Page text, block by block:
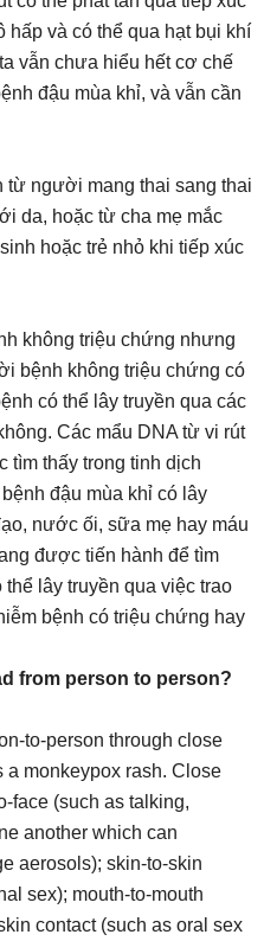
và có thể qua hạt bụi khí
vẫn chưa hiểu hết cơ chế
đậu mùa khỉ, và vẫn cần
từ người mang thai sang thai
da, hoặc từ cha mẹ mắc
hoặc trẻ nhỏ khi tiếp xúc
không triệu chứng nhưng
bệnh không triệu chứng có
có thể lây truyền qua các
Các mẩu DNA từ vi rút
tìm thấy trong tinh dịch
đậu mùa khỉ có lây
nước ối, sữa mẹ hay máu
được tiến hành để tìm
lây truyền qua việc trao
bệnh có triệu chứng hay
from person to person?
to-person through close
a monkeypox rash. Close
face (such as talking,
another which can
aerosols); skin-to-skin
sex); mouth-to-mouth
contact (such as oral sex